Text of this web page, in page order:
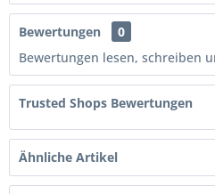
Bewertungen
0
Bewertungen lesen, schreiben
Trusted Shops Bewertungen
Ähnliche Artikel